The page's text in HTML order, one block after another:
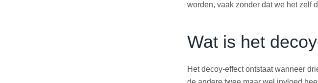
worden, vaak zonder dat we het zelf
Wat is het
Het decoy-effect ontstaat wanneer